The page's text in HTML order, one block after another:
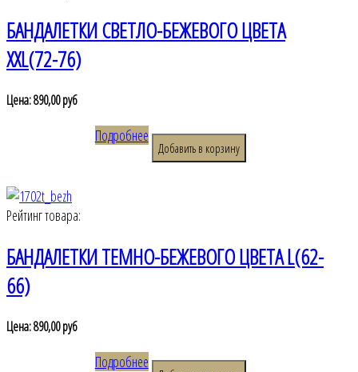
БАНДАЛЕТКИ СВЕТЛО-БЕЖЕВОГО ЦВЕТА
XXL(72-76)
Цена:890,00 руб
Подробнее
Рейтинг товара:
БАНДАЛЕТКИ ТЕМНО-БЕЖЕВОГО ЦВЕТА L(62-
66)
Цена:890,00 руб
Подробнее